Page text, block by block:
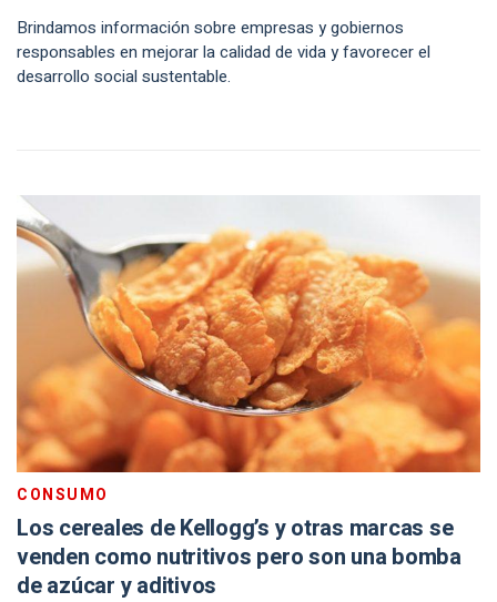
Brindamos información sobre empresas y gobiernos
responsables en mejorar la calidad de vida y favorecer el
desarrollo social sustentable.
CONSUMO
Los cereales de Kellogg’s y otras marcas se
venden como nutritivos pero son una bomba
de azúcar y aditivos